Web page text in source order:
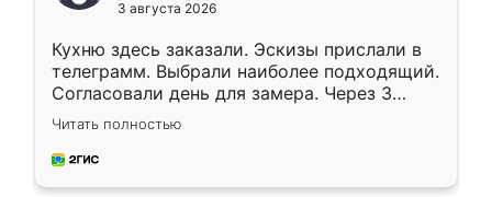
3 августа 2026
Кухню здесь заказали. Эскизы прислали в
телеграмм. Выбрали наиболее подходящий.
Согласовали день для замера. Через 3
недели кухня была уже готова. Остались
довольны работой. Спасибо Ренессанс
мебель за качественную работу!
Читать полностью